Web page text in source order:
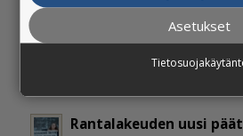
26.9.2025 - 10:17
Kaleva Media ja Ilkka
ke­toi­min­tan­sa
Rantalakeuden uusi
Asetukset